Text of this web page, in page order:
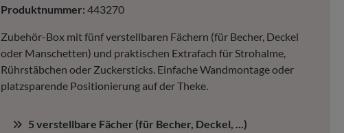
Produktnummer: 443270
Zubehör-Box mit fünf verstellbaren Fächern (für Becher, Deckel
oder Manschetten) und praktischen Extrafach für Strohalme,
Rührstäbchen oder Zuckersticks. Einfache Wandmontage oder
platzsparende Positionierung auf der Theke.
5 verstellbare Fächer (für Becher, Deckel, ...)